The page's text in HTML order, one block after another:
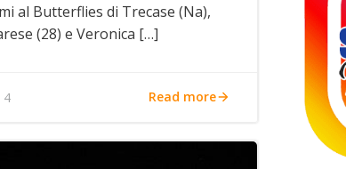
al Butterflies di Trecase (Na),
(28) e Veronica […]
4 Read more